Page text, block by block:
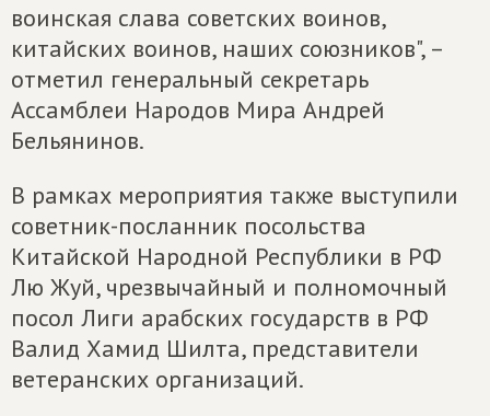
воинская слава советских воинов,
китайских воинов, наших союзников", –
отметил генеральный секретарь
Ассамблеи Народов Мира Андрей
Бельянинов.
В рамках мероприятия также выступили
советник-посланник посольства
Китайской Народной Республики в РФ
Лю Жуй, чрезвычайный и полномочный
посол Лиги арабских государств в РФ
Валид Хамид Шилта, представители
ветеранских организаций.